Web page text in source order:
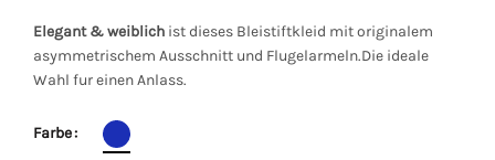
Elegant & weiblich ist dieses Bleistiftkleid mit originalem
asymmetrischem Ausschnitt und Flugelarmeln.Die ideale
Wahl fur einen Anlass.
Farbe